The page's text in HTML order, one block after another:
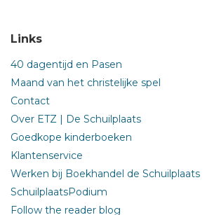
Links
40 dagentijd en Pasen
Maand van het christelijke spel
Contact
Over ETZ | De Schuilplaats
Goedkope kinderboeken
Klantenservice
Werken bij Boekhandel de Schuilplaats
SchuilplaatsPodium
Follow the reader blog